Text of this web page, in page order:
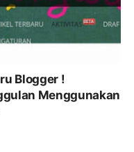
Blogger !
Menggunakan